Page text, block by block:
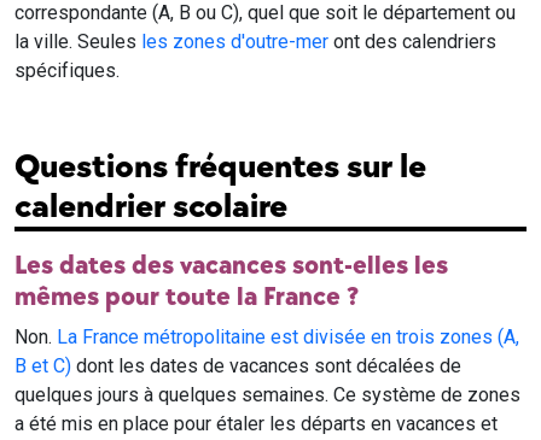
correspondante (A, B ou C), quel que soit le département ou
la ville. Seules les zones d'outre-mer ont des calendriers
spécifiques.
Questions fréquentes sur le
calendrier scolaire
Les dates des vacances sont-elles les
mêmes pour toute la France ?
Non. La France métropolitaine est divisée en trois zones (A,
B et C) dont les dates de vacances sont décalées de
quelques jours à quelques semaines. Ce système de zones
a été mis en place pour étaler les départs en vacances et